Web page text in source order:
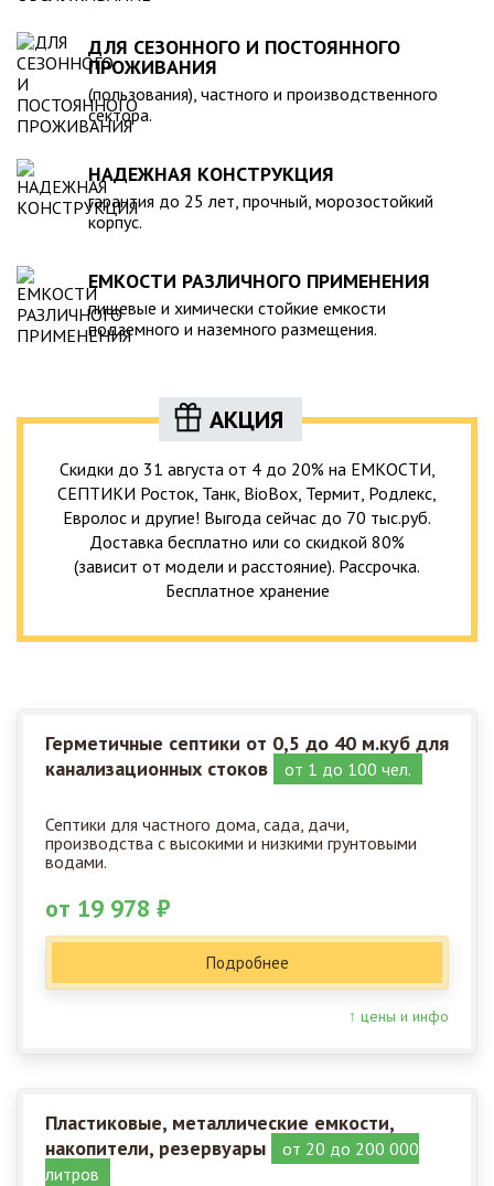
ДЛЯ СЕЗОННОГО И ПОСТОЯННОГО
ПРОЖИВАНИЯ
(пользования), частного и производственного
сектора.
НАДЕЖНАЯ КОНСТРУКЦИЯ
гарантия до 25 лет, прочный, морозостойкий
корпус.
ЕМКОСТИ РАЗЛИЧНОГО ПРИМЕНЕНИЯ
пищевые и химически стойкие емкости
подземного и наземного размещения.
АКЦИЯ
Скидки до 31 августа от 4 до 20% на ЕМКОСТИ,
СЕПТИКИ Росток, Танк, BioBox, Термит, Родлекс,
Евролос и другие! Выгода сейчас до 70 тыс.руб.
Доставка бесплатно или со скидкой 80%
(зависит от модели и расстояние). Рассрочка.
Бесплатное хранение
Герметичные септики от 0,5 до 40 м.куб для
канализационных стоков
от 1 до 100 чел.
Септики для частного дома, сада, дачи,
производства с высокими и низкими грунтовыми
водами.
от 19 978 ₽
Подробнее
↑ цены и инфо
Пластиковые, металлические емкости,
накопители, резервуары
от 20 до 200 000
литров